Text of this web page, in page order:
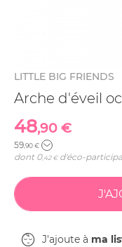
LITTLE BIG FRIENDS
Arche d'éveil
48,90 €
59,90 €
dont 0,42 €d'éco-
J'ajoute à ma